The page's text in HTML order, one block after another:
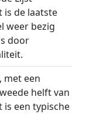
is de laatste
weer bezig
door
met een
helft van
is een typische